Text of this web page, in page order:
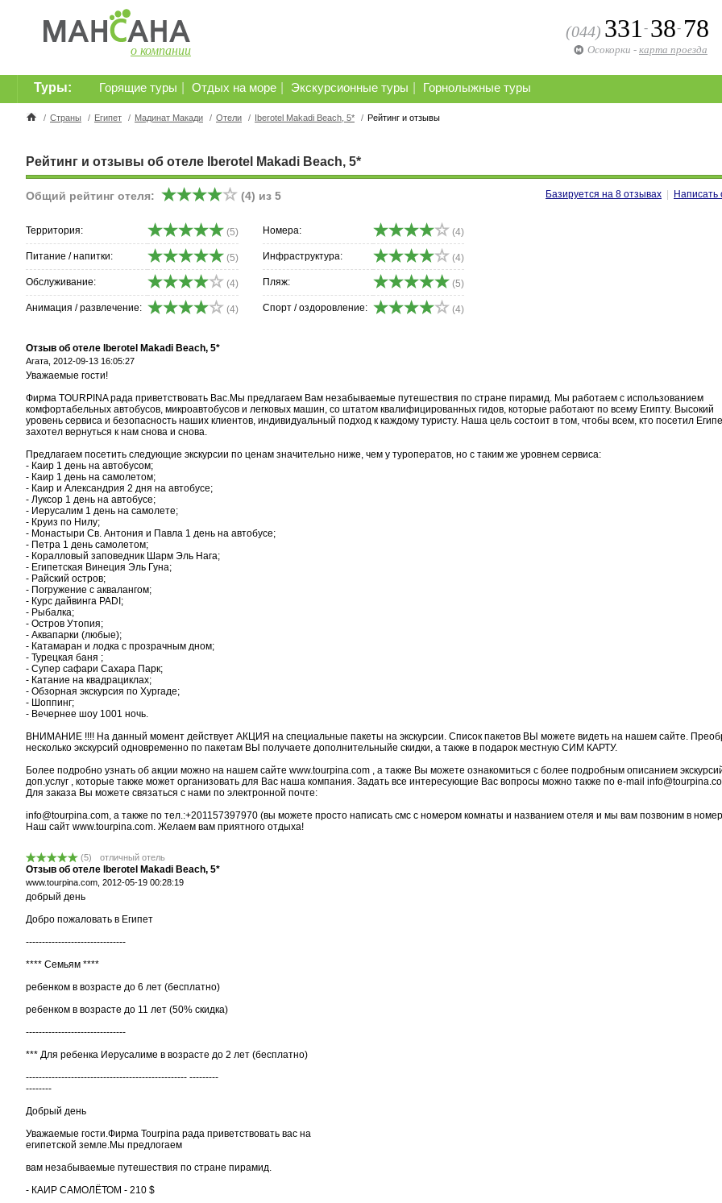
о компании
(044) 331 - 38- 78
Осокорки - карта проезда
Горящие туры Отдых на море Экскурсионные туры Горнолыжные туры
Туры:
/ Страны / Египет / Мадинат Макади / Отели / Iberotel Makadi Beach, 5* / Рейтинг и отзывы
Рейтинг и отзывы об отеле Iberotel Makadi Beach, 5*
Общий рейтинг отеля: (4) из 5 Базируется на 8 отзывах Написать
Территория: (5) Номера: (4)
Питание / напитки: (5) Инфраструктура: (4)
Обслуживание: (4) Пляж: (5)
Анимация / развлечение: (4) Спорт / оздоровление: (4)
Отзыв об отеле Iberotel Makadi Beach, 5*
Агата, 2012-09-13 16:05:27
Уважаемые гости!
Фирма TOURPINA рада приветствовать Вас.Мы предлагаем Вам незабываемые путешествия по стране пирамид. Мы работаем с использованием
комфортабельных автобусов, микроавтобусов и легковых машин, со штатом квалифицированных гидов, которые работают по всему Египту. Высокий
уровень сервиса и безопасность наших клиентов, индивидуальный подход к каждому туристу. Наша цель состоит в том, чтобы всем, кто посетил
захотел вернуться к нам снова и снова.
Предлагаем посетить следующие экскурсии по ценам значительно ниже, чем у туроператов, но с таким же уровнем сервиса:
- Каир 1 день на автобусом;
- Каир 1 день на самолетом;
- Каир и Александрия 2 дня на автобусе;
- Луксор 1 день на автобусе;
- Иерусалим 1 день на самолете;
- Круиз по Нилу;
- Монастыри Св. Антония и Павла 1 день на автобусе;
- Петра 1 день самолетом;
- Коралловый заповедник Шарм Эль Нага;
- Египетская Винеция Эль Гуна;
- Райский остров;
- Погружение с аквалангом;
- Курс дайвинга PADI;
- Рыбалка;
- Остров Утопия;
- Аквапарки (любые);
- Катамаран и лодка с прозрачным дном;
- Турецкая баня ;
- Супер сафари Сахара Парк;
- Катание на квадрациклах;
- Обзорная экскурсия по Хургаде;
- Шоппинг;
- Вечернее шоу 1001 ночь.
ВНИМАНИЕ !!!! На данный момент действует АКЦИЯ на специальные пакеты на экскурсии. Список пакетов ВЫ можете видеть на нашем сайте.
несколько экскурсий одновременно по пакетам ВЫ получаете дополнительныйе скидки, а также в подарок местную СИМ КАРТУ.
Более подробно узнать об акции можно на нашем сайте www.tourpina.com , а также Вы можете ознакомиться с более подробным описанием
доп.услуг , которые также может организовать для Вас наша компания. Задать все интересующие Вас вопросы можно также по e-mail
Для заказа Вы можете связаться с нами по электронной почте:
info@tourpina.com, а также по тел.:+201157397970 (вы можете просто написать смс с номером комнаты и названием отеля и мы вам позвоним в
Наш сайт www.tourpina.com. Желаем вам приятного отдыха!
(5) отличный отель
Отзыв об отеле Iberotel Makadi Beach, 5*
www.tourpina.com, 2012-05-19 00:28:19
добрый день
Добро пожаловать в Египет
-------------------------------
**** Семьям ****
ребенком в возрасте до 6 лет (бесплатно)
ребенком в возрасте до 11 лет (50% скидка)
-------------------------------
*** Для ребенка Иерусалиме в возрасте до 2 лет (бесплатно)
-------------------------------------------------- ---------
--------
Добрый день
Уважаемые гости.Фирма Tourpina рада приветствовать вас на
египетской земле.Мы предлогаем
вам незабываемые путешествия по стране пирамид.
- КАИР САМОЛЁТОМ - 210 $